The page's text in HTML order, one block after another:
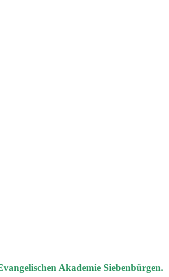
Akademie Siebenbürgen.